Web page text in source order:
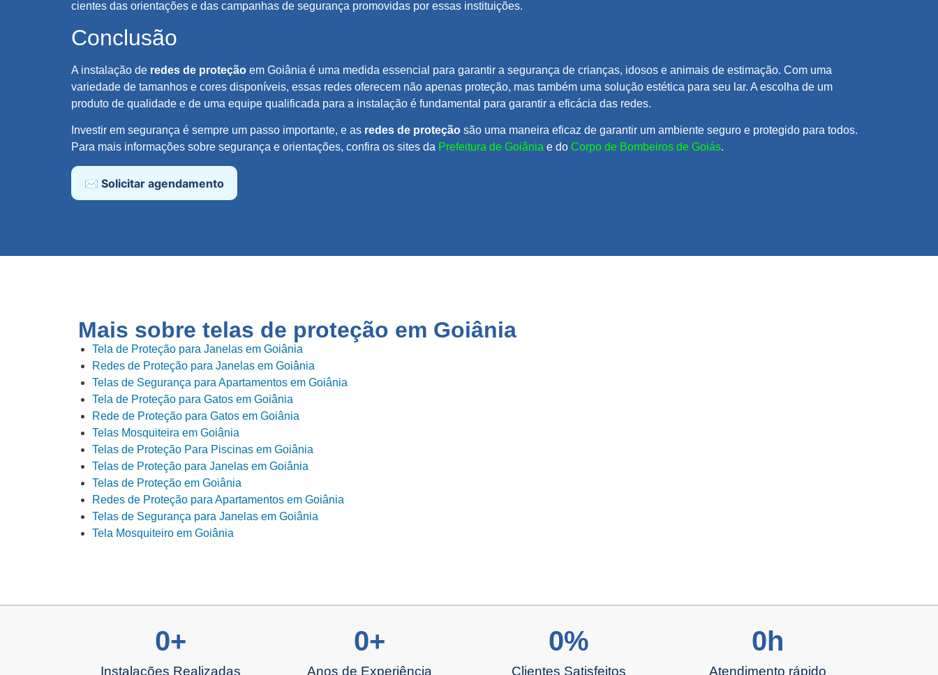
cientes das orientações e das campanhas de segurança promovidas por essas instituições.
Conclusão
A instalação de redes de proteção em Goiânia é uma medida essencial para garantir a segurança de crianças, idosos e animais de estimação. Com uma
variedade de tamanhos e cores disponíveis, essas redes oferecem não apenas proteção, mas também uma solução estética para seu lar. A escolha de um
produto de qualidade e de uma equipe qualificada para a instalação é fundamental para garantir a eficácia das redes.
Investir em segurança é sempre um passo importante, e as redes de proteção são uma maneira eficaz de garantir um ambiente seguro e protegido para todos.
Para mais informações sobre segurança e orientações, confira os sites da Prefeitura de Goiânia e do Corpo de Bombeiros de Goiás.
✉️ Solicitar agendamento
Mais sobre telas de proteção em Goiânia
Tela de Proteção para Janelas em Goiânia
Redes de Proteção para Janelas em Goiânia
Telas de Segurança para Apartamentos em Goiânia
Tela de Proteção para Gatos em Goiânia
Rede de Proteção para Gatos em Goiânia
Telas Mosquiteira em Goiânia
Telas de Proteção Para Piscinas em Goiânia
Telas de Proteção para Janelas em Goiânia
Telas de Proteção em Goiânia
Redes de Proteção para Apartamentos em Goiânia
Telas de Segurança para Janelas em Goiânia
Tela Mosquiteiro em Goiânia
Instalações Realizadas
0+
Anos de Experiência
0+
Clientes Satisfeitos
0%
Atendimento rápido
0h